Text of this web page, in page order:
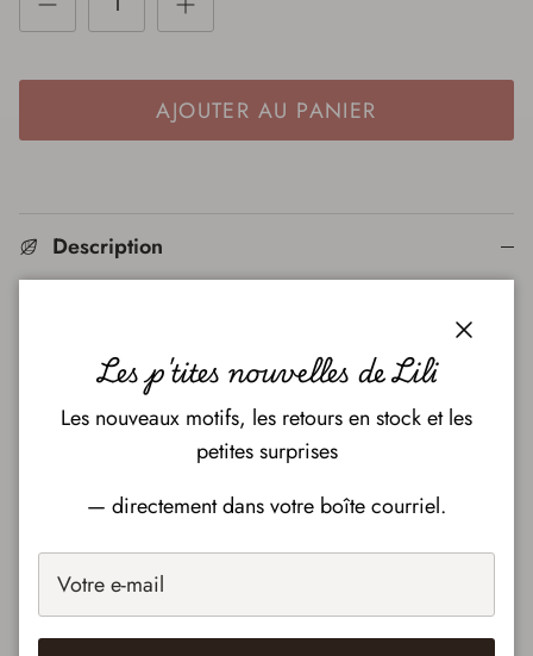
AJOUTER AU PANIER
Description
avec vos petits trésors , elle est adorée des petites et de
l'évolution de la robe à la tunique , tournoyante !!
Les p'tites nouvelles de Lili
Les nouveaux motifs, les retours en stock et les
petites surprises
— directement dans votre boîte courriel.